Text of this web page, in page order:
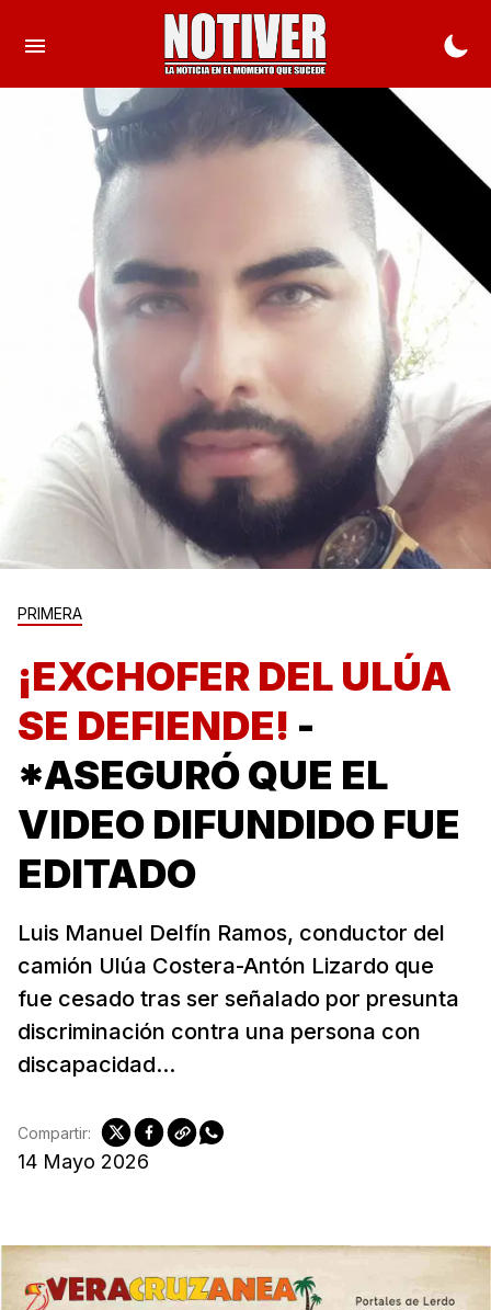
PRIMERA
¡EXCHOFER DEL ULÚA
SE DEFIENDE! -
*ASEGURÓ QUE EL
VIDEO DIFUNDIDO FUE
EDITADO
Luis Manuel Delfín Ramos, conductor del
camión Ulúa Costera-Antón Lizardo que
fue cesado tras ser señalado por presunta
discriminación contra una persona con
discapacidad...
14 Mayo 2026
Compartir: